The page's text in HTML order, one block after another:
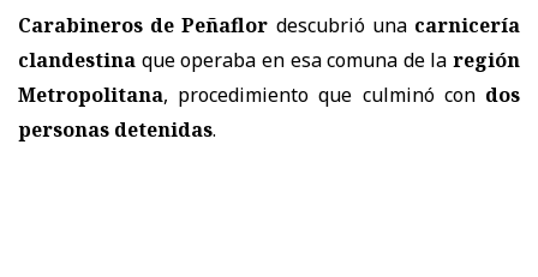
Carabineros de Peñaflor descubrió una carnicería
clandestina que operaba en esa comuna de la región
Metropolitana, procedimiento que culminó con dos
personas detenidas.